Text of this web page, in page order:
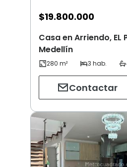
$19.800.000
Casa en Arriendo, EL
Medellín
Contactar